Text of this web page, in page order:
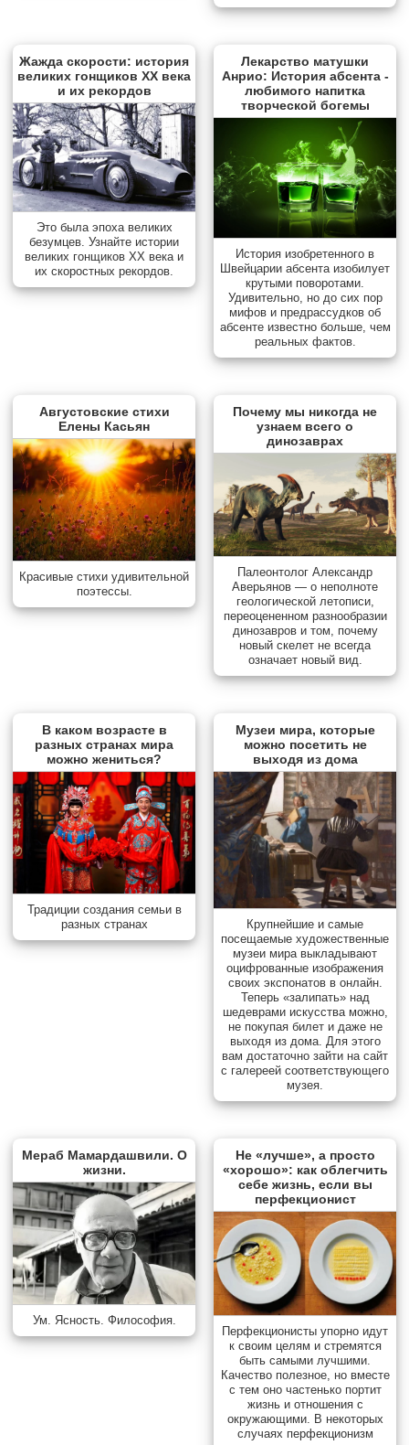
Жажда скорости: история
великих гонщиков XX века
и их рекордов
Это была эпоха великих
безумцев. Узнайте истории
великих гонщиков XX века и
их скоростных рекордов.
Лекарство матушки
Анрио: История абсента -
любимого напитка
творческой богемы
История изобретенного в
Швейцарии абсента изобилует
крутыми поворотами.
Удивительно, но до сих пор
мифов и предрассудков об
абсенте известно больше, чем
реальных фактов.
Августовские стихи
Елены Касьян
Красивые стихи удивительной
поэтессы.
Почему мы никогда не
узнаем всего о
динозаврах
Палеонтолог Александр
Аверьянов — о неполноте
геологической летописи,
переоцененном разнообразии
динозавров и том, почему
новый скелет не всегда
означает новый вид.
В каком возрасте в
разных странах мира
можно жениться?
Традиции создания семьи в
разных странах
Музеи мира, которые
можно посетить не
выходя из дома
Крупнейшие и самые
посещаемые художественные
музеи мира выкладывают
оцифрованные изображения
своих экспонатов в онлайн.
Теперь «залипать» над
шедеврами искусства можно,
не покупая билет и даже не
выходя из дома. Для этого
вам достаточно зайти на сайт
с галереей соответствующего
музея.
Мераб Мамардашвили. О
жизни.
Ум. Ясность. Философия.
Не «лучше», а просто
«хорошо»: как облегчить
себе жизнь, если вы
перфекционист
Перфекционисты упорно идут
к своим целям и стремятся
быть самыми лучшими.
Качество полезное, но вместе
с тем оно частенько портит
жизнь и отношения с
окружающими. В некоторых
случаях перфекционизм